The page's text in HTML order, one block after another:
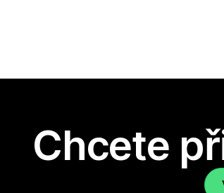
Chcete